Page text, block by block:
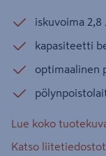
iskuvoima 2,8
kapasiteetti
optimaalinen
Lue koko
Katso liitetiedostot